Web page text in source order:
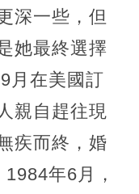
深一些，但
她最終選擇
月在美國訂
親自趕往現
疾而終，婚
年6月，